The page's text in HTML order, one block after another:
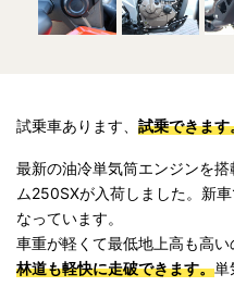
試乗車あります、 試乗できます
最新の油冷単気筒エンジンを
ム250SXが入荷しました。新
なっています。
車重が軽くて最低地上高も高い
林道も軽快に走破できます。単